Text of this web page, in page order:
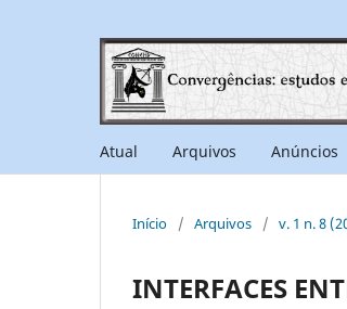
Atual Arquivos Anúncios
Início / Arquivos / v. 1 n. 8
INTERFACES